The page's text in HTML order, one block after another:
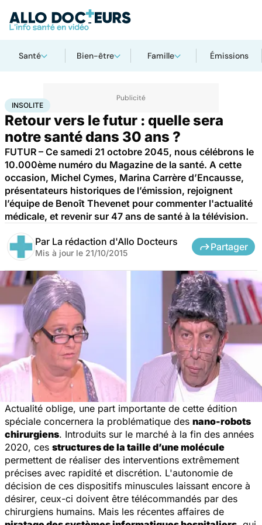
Santé Bien-être Famille Émissions
AccueilSanté
INSOLITE
Retour vers le futur : quelle sera
notre santé dans 30 ans ?
FUTUR – Ce samedi 21 octobre 2045, nous célébrons le
10.000ème numéro du Magazine de la santé. A cette
occasion, Michel Cymes, Marina Carrère d’Encausse,
présentateurs historiques de l’émission, rejoignent
l’équipe de Benoît Thevenet pour commenter l'actualité
médicale, et revenir sur 47 ans de santé à la télévision.
Par La rédaction d'Allo Docteurs
Mis à jour le 21/10/2015
Partager
Actualité oblige, une part importante de cette édition
spéciale concernera la problématique des nano-robots
chirurgiens. Introduits sur le marché à la fin des années
2020, ces structures de la taille d’une molécule
permettent de réaliser des interventions extrêmement
précises avec rapidité et discrétion. L'autonomie de
décision de ces dispositifs minuscules laissant encore à
désirer, ceux-ci doivent être télécommandés par des
chirurgiens humains. Mais les récentes affaires de